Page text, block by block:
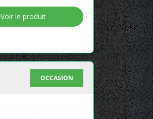
Voir le produit
OCCASION